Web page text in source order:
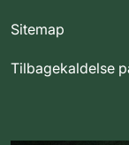
Sitemap
Tilbagekaldelse